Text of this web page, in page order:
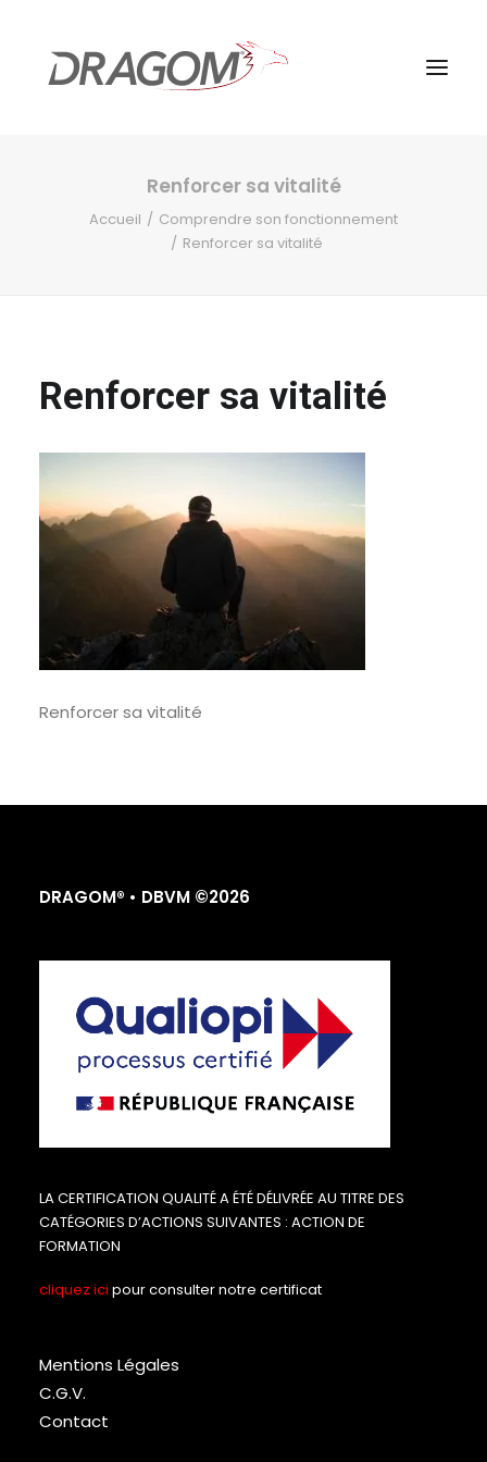
Renforcer sa vitalité
Accueil
Comprendre son fonctionnement
Renforcer sa vitalité
Renforcer sa vitalité
Renforcer sa vitalité
DRAGOM® • DBVM ©2026
LA CERTIFICATION QUALITÉ A ÉTÉ DÉLIVRÉE AU TITRE DES
CATÉGORIES D’ACTIONS SUIVANTES : ACTION DE
FORMATION
cliquez ici pour consulter notre certificat
Mentions Légales
C.G.V.
Contact